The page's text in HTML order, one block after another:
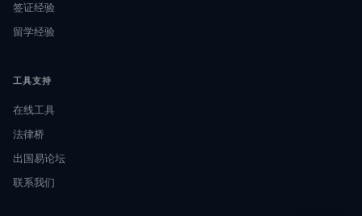
签证经验
留学经验
工具支持
在线工具
法律桥
出国易论坛
联系我们